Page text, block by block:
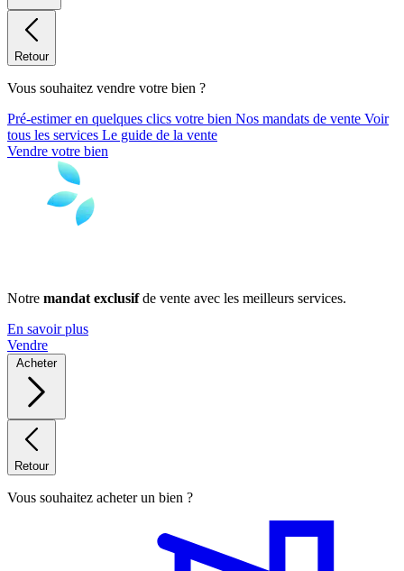
Retour
Vous souhaitez vendre votre bien ?
Pré-estimer en quelques clics votre bien Nos mandats de vente Voir
tous les services Le guide de la vente
Vendre votre bien
Notre mandat exclusifde vente avec les meilleurs services.
En savoir plus
Vendre
Acheter
Retour
Vous souhaitez acheter un bien ?